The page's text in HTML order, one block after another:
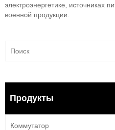
электроэнергетике, источниках
военной продукции.
Продукты
Коммутатор